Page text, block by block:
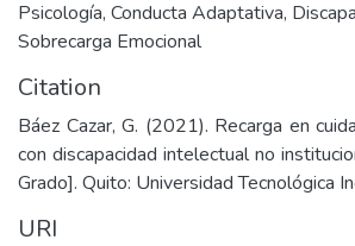
Psicología, Conducta Adaptativa,
Sobrecarga Emocional
Citation
Báez Cazar, G. (2021). Recarga en
con discapacidad intelectual no
Grado]. Quito: Universidad Tecnológica
URI